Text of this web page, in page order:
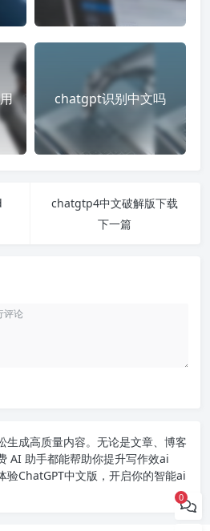
chatgpt识别中文吗
chatgtp4中文破解版下载
下一篇
生成高质量内容。无论是文章、博客
AI 助手都能帮助你提升写作效ai
验ChatGPT中文版 ，开启你的智能ai
0